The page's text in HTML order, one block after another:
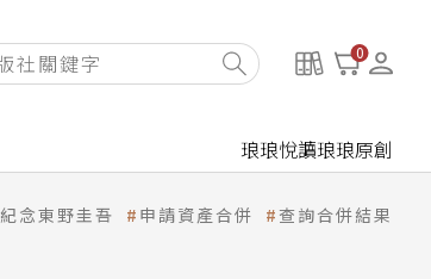
0
琅琅悅讀琅琅原創
紀念東野圭吾 申請資產合併 查詢合併結果